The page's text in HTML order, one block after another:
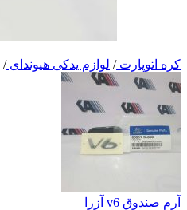
کره اتوپارت/ لوازم یدکی هیوندای/
آرم صندوق v6 آزرا